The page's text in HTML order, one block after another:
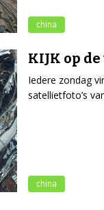
china
KIJK op
Iedere zondag
satellietfoto’s
china